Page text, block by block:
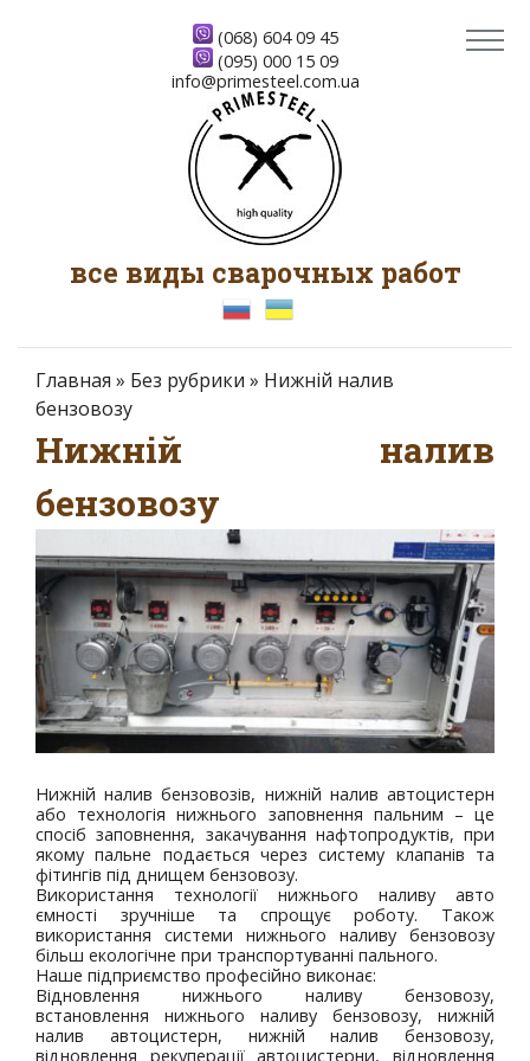
(068) 604 09 45
(095) 000 15 09
info@primesteel.com.ua
все виды сварочных работ
Главная » Без рубрики » Нижній налив
бензовозу
Нижній налив
бензовозу
Нижній налив бензовозів, нижній налив автоцистерн
або технологія нижнього заповнення пальним – це
спосіб заповнення, закачування нафтопродуктів, при
якому пальне подається через систему клапанів та
фітингів під днищем бензовозу.
Використання технології нижнього наливу авто
ємності зручніше та спрощує роботу. Також
використання системи нижнього наливу бензовозу
більш екологічне при транспортуванні пального.
Наше підприємство професійно виконає:
Відновлення нижнього наливу бензовозу,
встановлення нижнього наливу бензовозу, нижній
налив автоцистерн, нижній налив бензовозу,
відновлення рекуперації автоцистерни, відновлення